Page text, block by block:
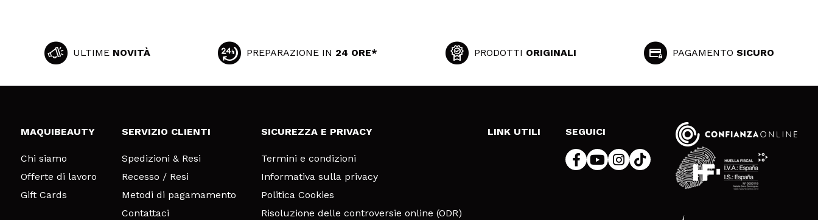
ULTIME NOVITÀ PREPARAZIONE IN 24 ORE* PRODOTTI ORIGINALI PAGAMENTO SICURO
MAQUIBEAUTY
Chi siamo
Offerte di lavoro
Gift Cards
SERVIZIO CLIENTI
Spedizioni & Resi
Recesso / Resi
Metodi di pagamamento
Contattaci
SICUREZZA E PRIVACY
Termini e condizioni
Informativa sulla privacy
Politica Cookies
Risoluzione delle controversie online (ODR)
LINK UTILI SEGUICI